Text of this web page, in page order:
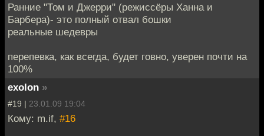
Ранние "Том и Джерри" (режиссёры Ханна и
Барбера)- это полный отвал бошки
реальные шедевры
перепевка, как всегда, будет говно, уверен почти на
100%
exolon »
#19 | 23.01.09 19:04
Кому: m.if, #16